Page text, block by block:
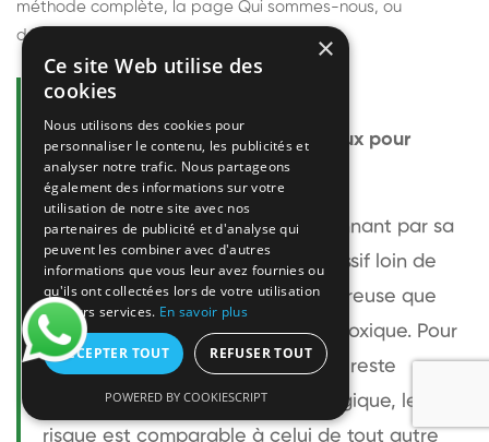
méthode complète, la page Qui sommes-nous, ou
découvrir
Questions fréquentes
Le frelon européen est-il dangereux pour
l'homme ?
Le frelon européen est impressionnant par sa
taille mais relativement peu agressif loin de
son nid. Sa piqûre est plus douloureuse que
celle d'une guêpe sans être plus toxique. Pour
une personne non allergique, elle reste
bénigne. Pour une personne allergique, le
risque est comparable à celui de tout autre
×
Ce site Web utilise des
cookies
Nous utilisons des cookies pour
personnaliser le contenu, les publicités et
analyser notre trafic. Nous partageons
également des informations sur votre
utilisation de notre site avec nos
partenaires de publicité et d'analyse qui
peuvent les combiner avec d'autres
informations que vous leur avez fournies ou
qu'ils ont collectées lors de votre utilisation
de leurs services. En savoir plus
ACCEPTER TOUT REFUSER TOUT
POWERED BY COOKIESCRIPT